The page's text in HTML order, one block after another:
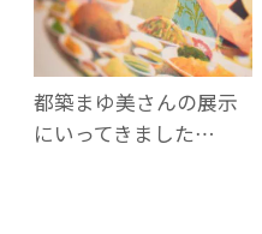
都築まゆ美さんの展示
にいってきました…